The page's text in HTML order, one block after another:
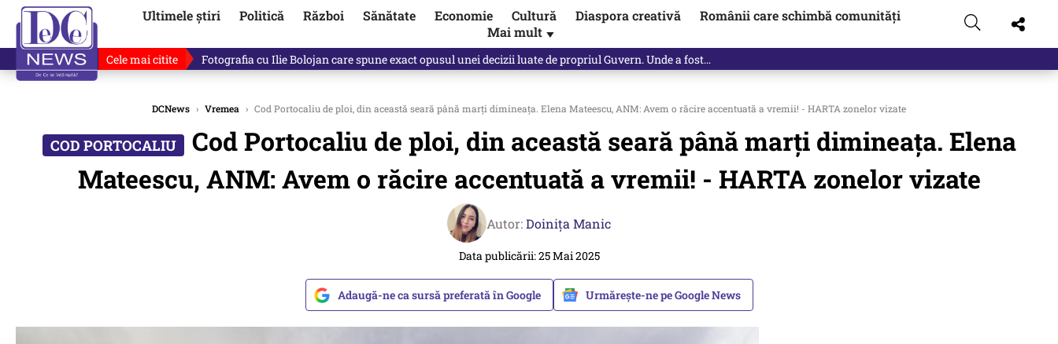
Ultimele știri Politică Război Sănătate Economie Cultură Diaspora creativă
Românii care schimbă comunități
Mai mult ▼
Cele mai citite Răzvan Dumitrescu îi cere scuze, public, lui Ilie Bolojan / video
DCNews › Vremea › Cod Portocaliu de ploi, din această seară până marți dimineața. Elena Mateescu, ANM: Avem o răcire accentuată a vremii! - HARTA zonelor vizate
Cod Portocaliu de ploi, din această seară până marți dimineața. Elena
Mateescu, ANM: Avem o răcire accentuată a vremii! - HARTA zonelor vizate
Autor:Doinița Manic
Data publicării: 25 Mai 2025
Adaugă-ne ca sursă preferată în Google Urmărește-ne pe Google News